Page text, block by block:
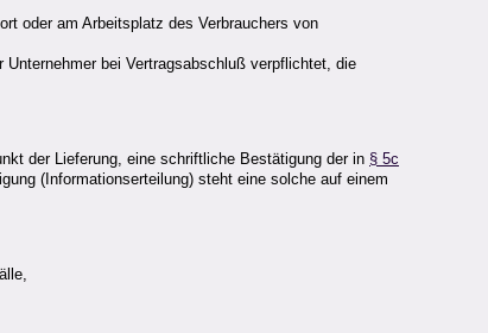
oder am Arbeitsplatz des Verbrauchers von
bei Vertragsabschluß verpflichtet, die
der Lieferung, eine schriftliche Bestätigung der in § 5c
(Informationserteilung) steht eine solche auf einem